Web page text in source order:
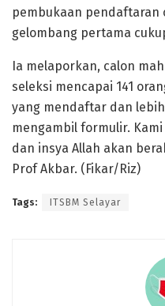
pembukaan pendaftaran
gelombang pertama
Ia melaporkan, calon
seleksi mencapai 141
yang mendaftar dan
mengambil formulir.
dan insya Allah akan
Prof Akbar. (Fikar/Riz)
Tags: ITSBM Selayar